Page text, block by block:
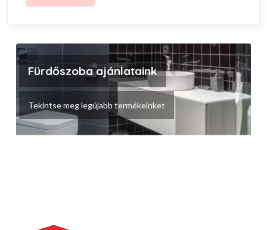
Fürdőszoba ajánlataink
Tekintse meg legújabb termékeinket